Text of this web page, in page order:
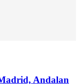
Andalan